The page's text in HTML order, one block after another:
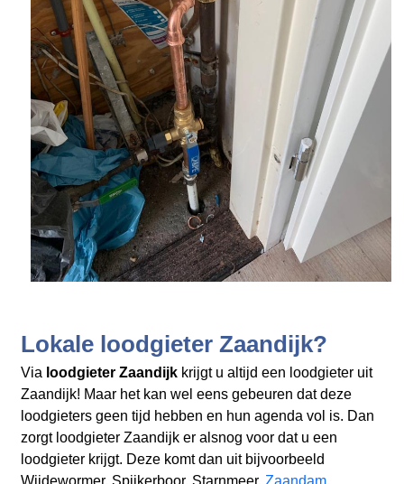
Lokale loodgieter Zaandijk?
Via loodgieter Zaandijkkrijgt u altijd een loodgieter uit
Zaandijk! Maar het kan wel eens gebeuren dat deze
loodgieters geen tijd hebben en hun agenda vol is. Dan
zorgt loodgieter Zaandijk er alsnog voor dat u een
loodgieter krijgt. Deze komt dan uit bijvoorbeeld